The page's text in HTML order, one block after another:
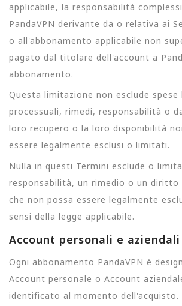
applicabile, la responsabilità
PandaVPN derivante da o relativa ai
o all'abbonamento applicabile non
pagato dal titolare dell'account a
abbonamento.
Questa limitazione non esclude spese
processuali, rimedi, responsabilità o
loro recupero o la loro disponibilità
essere legalmente esclusi o limitati.
Nulla in questi Termini esclude o
responsabilità, un rimedio o un diritto
che non possa essere legalmente
sensi della legge applicabile.
Account personali e aziendali
Ogni abbonamento PandaVPN è
Account personale o Account
identificato al momento dell'acquisto.